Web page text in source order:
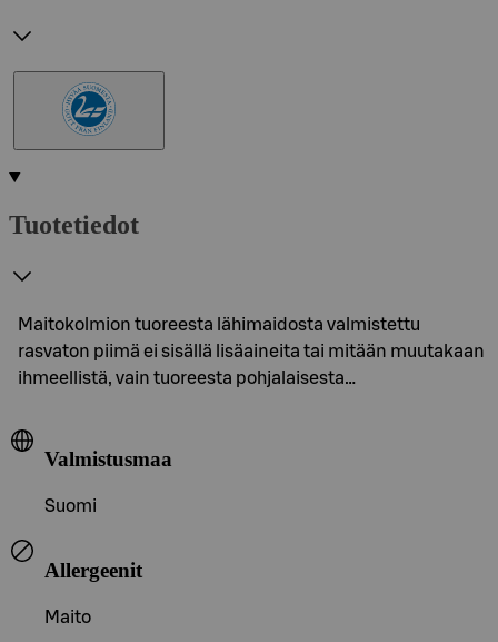
Tuotetiedot
Maitokolmion tuoreesta lähimaidosta valmistettu
rasvaton piimä ei sisällä lisäaineita tai mitään muutakaan
ihmeellistä, vain tuoreesta pohjalaisesta…
Valmistusmaa
Suomi
Allergeenit
Maito